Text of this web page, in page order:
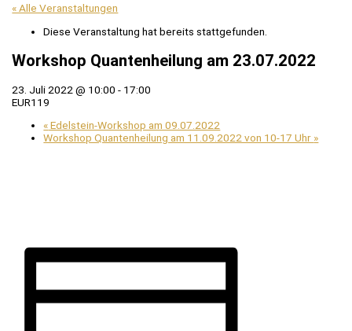
« Alle Veranstaltungen
Diese Veranstaltung hat bereits stattgefunden.
Workshop Quantenheilung am 23.07.2022
23. Juli 2022 @ 10:00 - 17:00
EUR119
«Edelstein-Workshop am 09.07.2022
Workshop Quantenheilung am 11.09.2022 von 10-17 Uhr »